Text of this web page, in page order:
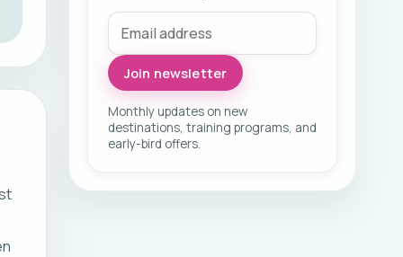
Join newsletter
Monthly updates on new
destinations, training programs, and
early-bird offers.